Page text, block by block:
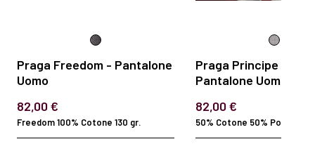
Praga Freedom - Pantalone
Uomo
82,00 €
Freedom 100% Cotone 130 gr.
Praga Principe di
Pantalone Uomo
82,00 €
50% Cotone 50% Polyester